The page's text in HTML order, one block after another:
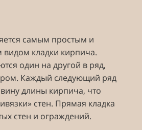
самым простым и
кладки кирпича.
один на другой в ряд,
Каждый следующий ряд
длины кирпича, что
стен. Прямая кладка
стен и ограждений.